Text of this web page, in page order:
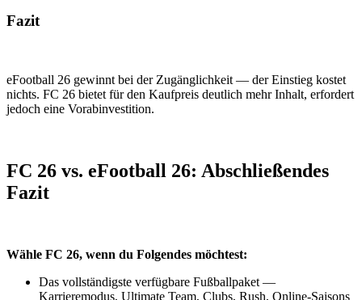
Fazit
eFootball 26 gewinnt bei der Zugänglichkeit — der Einstieg kostet
nichts. FC 26 bietet für den Kaufpreis deutlich mehr Inhalt, erfordert
jedoch eine Vorabinvestition.
FC 26 vs. eFootball 26: Abschließendes
Fazit
Wähle FC 26, wenn du Folgendes möchtest:
Das vollständigste verfügbare Fußballpaket —
Karrieremodus, Ultimate Team, Clubs, Rush, Online-Saisons